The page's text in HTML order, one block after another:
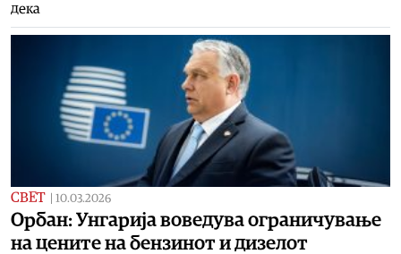
дека
СВЕТ 10.03.2026
Орбан: Унгарија воведува ограничување
на цените на бензинот и дизелот